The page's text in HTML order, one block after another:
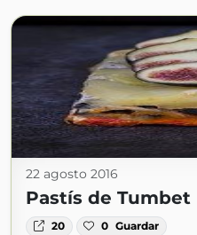
22 agosto 2016
Pastís de Tumbet
20 0 Guardar